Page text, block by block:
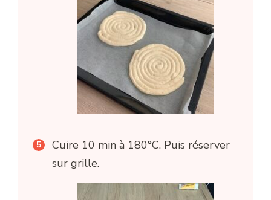
Cuire 10 min à 180°C. Puis réserver
sur grille.